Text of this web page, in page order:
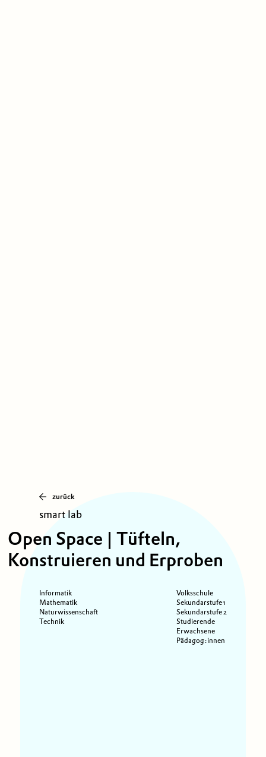
zurück
smart lab
Open Space | Tüfteln,
Konstruieren und Erproben
Informatik
Mathematik
Naturwissenschaft
Technik
Volksschule
Sekundarstufe 1
Sekundarstufe 2
Studierende
Erwachsene
Pädagog:innen